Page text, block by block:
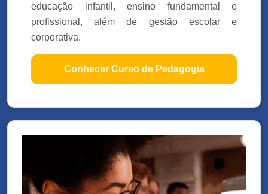
educação infantil, ensino fundamental e
profissional, além de gestão escolar e
corporativa.
Conhecer Curso de Pedagogia